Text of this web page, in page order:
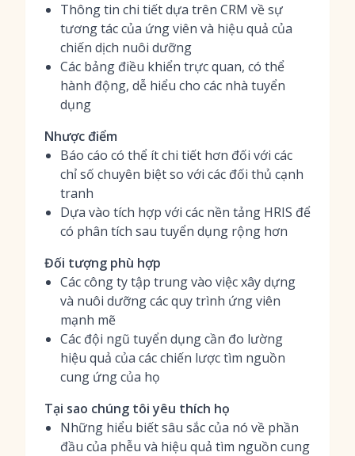
Thông tin chi tiết dựa trên CRM về sự
tương tác của ứng viên và hiệu quả của
chiến dịch nuôi dưỡng
Các bảng điều khiển trực quan, có thể
hành động, dễ hiểu cho các nhà tuyển
dụng
Nhược điểm
Báo cáo có thể ít chi tiết hơn đối với các
chỉ số chuyên biệt so với các đối thủ cạnh
tranh
Dựa vào tích hợp với các nền tảng HRIS để
có phân tích sau tuyển dụng rộng hơn
Đối tượng phù hợp
Các công ty tập trung vào việc xây dựng
và nuôi dưỡng các quy trình ứng viên
mạnh mẽ
Các đội ngũ tuyển dụng cần đo lường
hiệu quả của các chiến lược tìm nguồn
cung ứng của họ
Tại sao chúng tôi yêu thích họ
Những hiểu biết sâu sắc của nó về phần
đầu của phễu và hiệu quả tìm nguồn cung